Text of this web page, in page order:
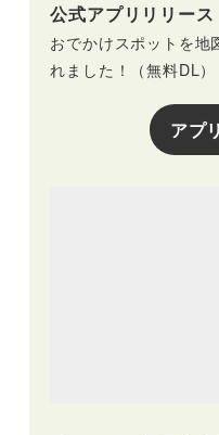
公式アプリリリース
おでかけスポットを地
れました！（無料DL）
アプ